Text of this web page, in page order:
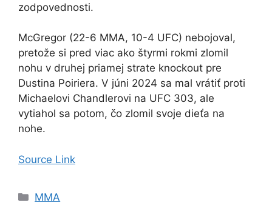
zodpovednosti.
McGregor (22-6 MMA, 10-4 UFC) nebojoval,
pretože si pred viac ako štyrmi rokmi zlomil
nohu v druhej priamej strate knockout pre
Dustina Poiriera. V júni 2024 sa mal vrátiť proti
Michaelovi Chandlerovi na UFC 303, ale
vytiahol sa potom, čo zlomil svoje dieťa na
nohe.
Source Link
Kategórie
MMA